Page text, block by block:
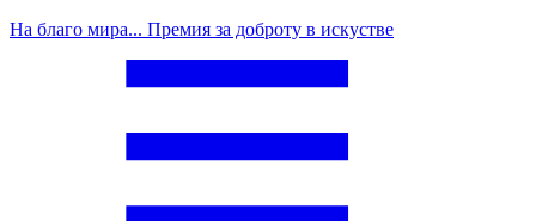
На благо мира... Премия за доброту в искустве